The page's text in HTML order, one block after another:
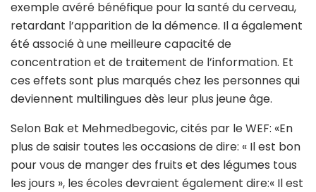
exemple avéré bénéfique pour la santé du cerveau,
retardant l’apparition de la démence. Il a également
été associé à une meilleure capacité de
concentration et de traitement de l’information. Et
ces effets sont plus marqués chez les personnes qui
deviennent multilingues dès leur plus jeune âge.
Selon Bak et Mehmedbegovic, cités par le WEF: «En
plus de saisir toutes les occasions de dire: « Il est bon
pour vous de manger des fruits et des légumes tous
les jours », les écoles devraient également dire:« Il est